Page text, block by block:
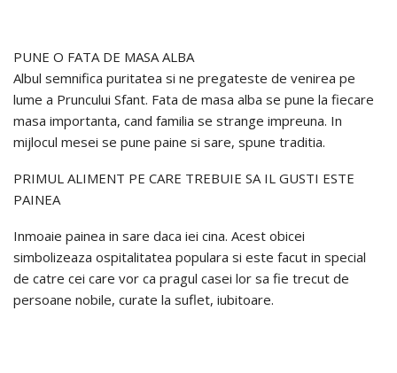
PUNE O FATA DE MASA ALBA
Albul semnifica puritatea si ne pregateste de venirea pe
lume a Pruncului Sfant. Fata de masa alba se pune la fiecare
masa importanta, cand familia se strange impreuna. In
mijlocul mesei se pune paine si sare, spune traditia.
PRIMUL ALIMENT PE CARE TREBUIE SA IL GUSTI ESTE
PAINEA
Inmoaie painea in sare daca iei cina. Acest obicei
simbolizeaza ospitalitatea populara si este facut in special
de catre cei care vor ca pragul casei lor sa fie trecut de
persoane nobile, curate la suflet, iubitoare.